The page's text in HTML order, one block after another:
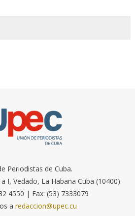
Periodistas de Cuba.
I, Vedado, La Habana Cuba (10400)
4550 | Fax: (53) 7333079
a redaccion@upec.cu